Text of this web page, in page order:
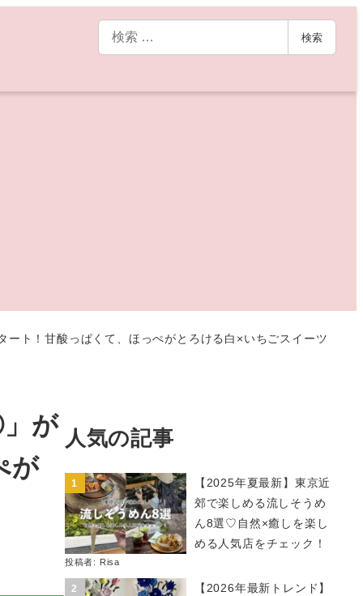
索
検索
ト！甘酸っぱくて、ほっぺがとろける白×いちごスイーツ
が
が
人気の記事
【2025年夏最新】東京近
郊で楽しめる流しそうめ
ん8選♡自然×癒しを楽し
める人気店をチェック！
投稿者: Risa
【2026年最新トレンド】